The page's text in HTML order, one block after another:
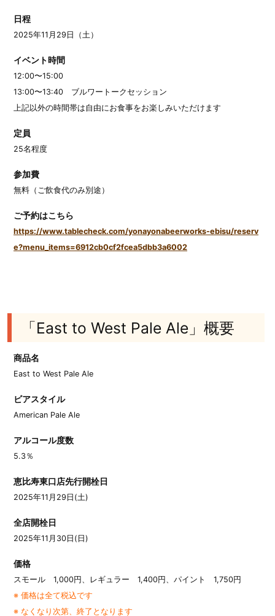
日程
2025年11月29日（土）
イベント時間
12:00〜15:00
13:00〜13:40 ブルワートークセッション
上記以外の時間帯は自由にお食事をお楽しみいただけます
定員
25名程度
参加費
無料（ご飲食代のみ別途）
ご予約はこちら
https://www.tablecheck.com/yonayonabeerworks-ebisu/reserv
e?menu_items=6912cb0cf2fcea5dbb3a6002
「East to West Pale Ale」概要
商品名
East to West Pale Ale
ビアスタイル
American Pale Ale
アルコール度数
5.3％
恵比寿東口店先行開栓日
2025年11月29日(土)
全店開栓日
2025年11月30日(日)
価格
スモール 1,000円、レギュラー 1,400円、パイント 1,750円
※ 価格は全て税込です
※ なくなり次第、終了となります